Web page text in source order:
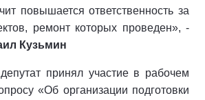
повышается ответственность за
ремонт которых проведен», -
Кузьмин
принял участие в рабочем
«Об организации подготовки